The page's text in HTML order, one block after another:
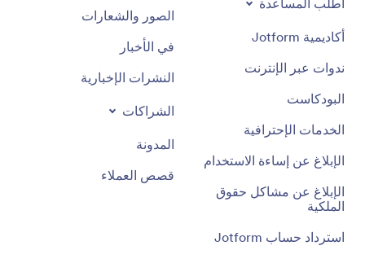
اطلب المساعدة
أكاديمية Jotform
ندوات عبر الإنترنت
البودكاست
الخدمات الإحترافية
الإبلاغ عن إساءة الاستخدام
الإبلاغ عن مشاكل حقوق
الملكية
استرداد حساب Jotform
الصور والشعارات
في الأخبار
النشرات الإخبارية
الشراكات
المدونة
قصص العملاء